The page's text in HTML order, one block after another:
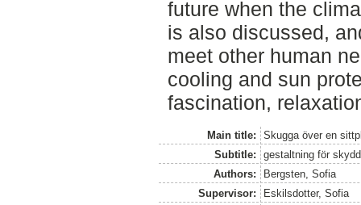
future when the
is also discussed,
meet other human
cooling and sun
fascination,
Main title:
Skugga över en
Subtitle:
gestaltning för
Authors:
Bergsten, Sofia
Supervisor:
Eskilsdotter, Sofia